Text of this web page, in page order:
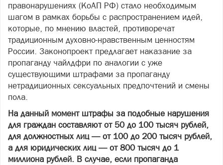
правонарушениях (КоАП РФ) стало необходимым
шагом в рамках борьбы с распространением идей,
которые, по мнению властей, противоречат
традиционным духовно-нравственным ценностям
России. Законопроект предлагает наказание за
пропаганду чайлдфри по аналогии с уже
существующими штрафами за пропаганду
нетрадиционных сексуальных предпочтений и смены
пола.
На данный момент штрафы за подобные нарушения
для граждан составляют от 50 до 100 тысяч рублей,
для должностных лиц — от 100 до 200 тысяч рублей,
а для юридических лиц — от 800 тысяч до 1
миллиона рублей. В случае, если пропаганда